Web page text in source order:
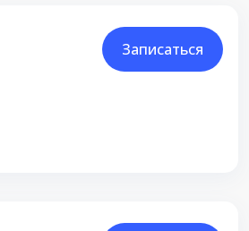
Записаться